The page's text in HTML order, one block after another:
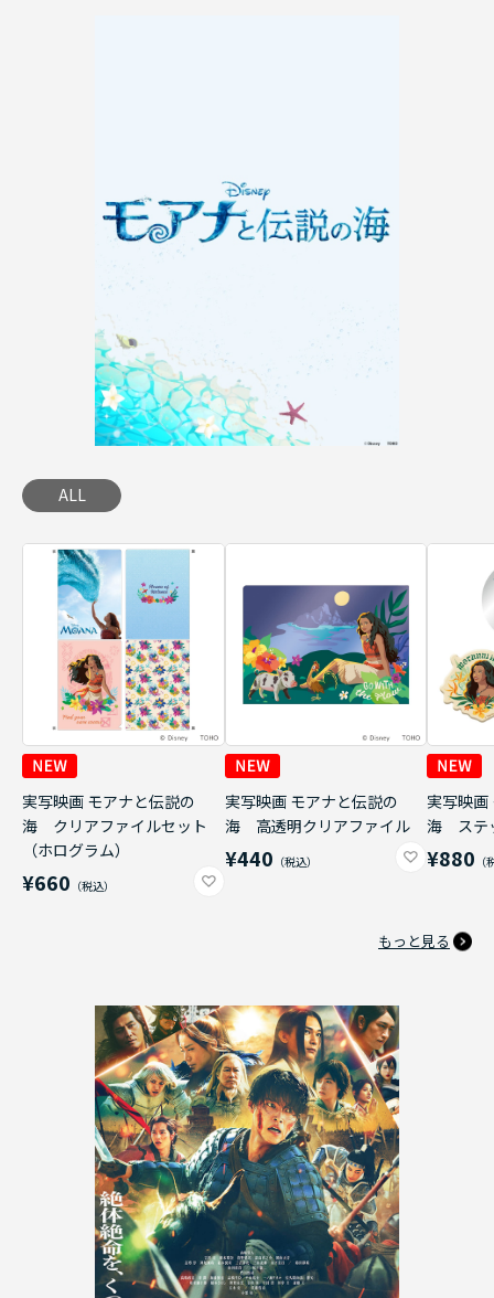
ALL
実写映画 モアナと伝説の
海 クリアファイルセット
（ホログラム）
¥660
実写映画 モアナと伝説の
海 高透明クリアファイル
¥440
実写映画
海 ステ
¥880
もっと見る